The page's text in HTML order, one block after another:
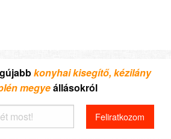
konyhai kisegítő, kézilány
megyeállásokról